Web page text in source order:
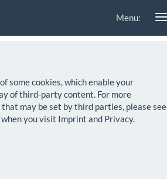
Menu:
some cookies, which enable your
of third-party content. For more
may be set by third parties, please see
you visit Imprint and Privacy.